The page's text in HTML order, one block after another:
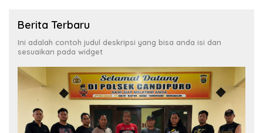
Berita Terbaru
Ini adalah contoh judul deskripsi yang bisa anda isi dan
sesuaikan pada widget